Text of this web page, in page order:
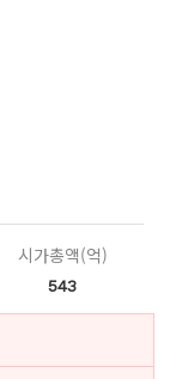
시가총액(억)
543